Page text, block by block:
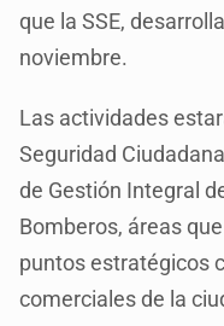
que la SSE,
noviembre.
Las actividades
Seguridad
de Gestión Integral
Bomberos, áreas
puntos estratégicos
comerciales de la